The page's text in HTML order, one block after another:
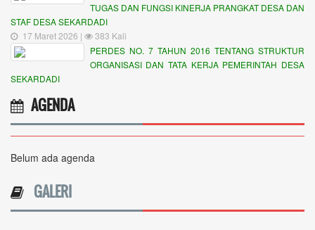
TUGAS DAN FUNGSI KINERJA PRANGKAT DESA DAN
STAF DESA SEKARDADI
17 Maret 2026 |
383 Kali
PERDES NO. 7 TAHUN 2016 TENTANG STRUKTUR
ORGANISASI DAN TATA KERJA PEMERINTAH DESA
SEKARDADI
AGENDA
Belum ada agenda
GALERI